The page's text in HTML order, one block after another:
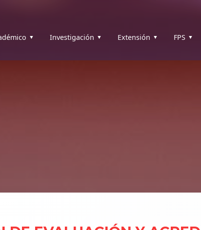
Investigación Extensión FPS